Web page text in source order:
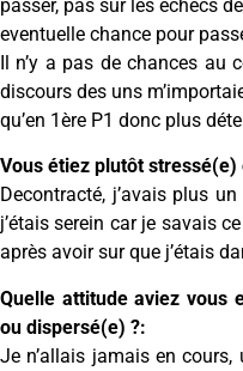
passer, pas sur les echecs
eventuelle chance pour
Il n’y a pas de chances au
discours des uns
qu’en 1ère P1 donc plus
Vous étiez plutôt
Decontracté, j’avais plus
j’étais serein car je savais
après avoir sur que j’étais
Quelle attitude aviez vous
ou dispersé(e) ?:
Je n’allais jamais en